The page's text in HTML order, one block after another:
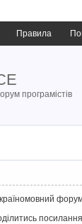
Правила
програмістів